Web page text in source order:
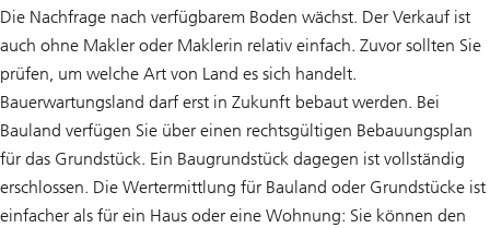
Die Nachfrage nach verfügbarem Boden wächst. Der Verkauf ist
auch ohne Makler oder Maklerin relativ einfach. Zuvor sollten Sie
prüfen, um welche Art von Land es sich handelt.
Bauerwartungsland darf erst in Zukunft bebaut werden. Bei
Bauland verfügen Sie über einen rechtsgültigen Bebauungsplan
für das Grundstück. Ein Baugrundstück dagegen ist vollständig
erschlossen. Die Wertermittlung für Bauland oder Grundstücke ist
einfacher als für ein Haus oder eine Wohnung: Sie können den